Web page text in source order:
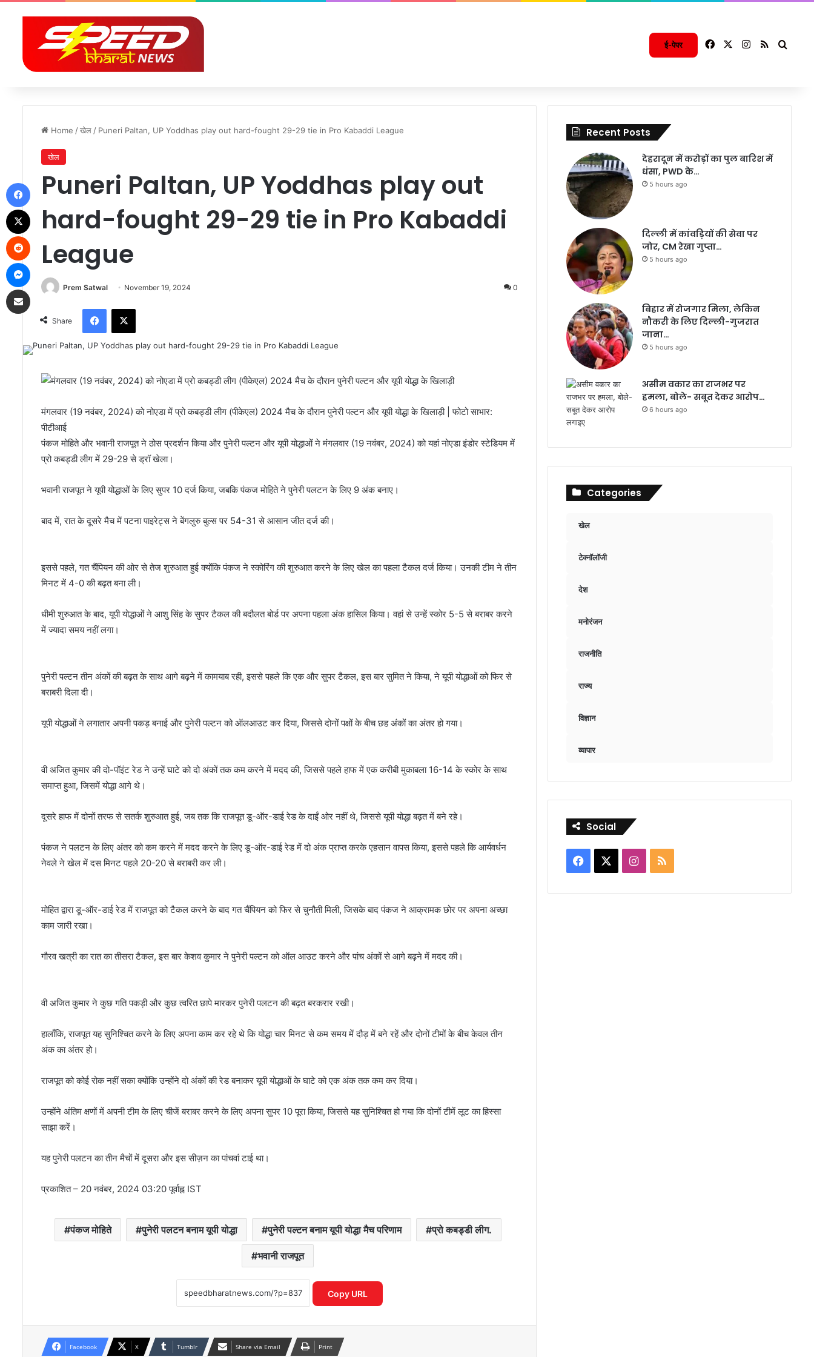
ई-पेपर FacebookInstagram
RSS
Home /खेल / Puneri Paltan, UP Yoddhas play out hard-fought 29-29 tie in Pro Kabaddi League
खेल
Puneri Paltan, UP Yoddhas play out
hard-fought 29-29 tie in Pro Kabaddi
League
Prem Satwal November 19, 2024 0
Share
Facebook
X
मंगलवार (19 नवंबर, 2024) को नोएडा में प्रो कबड्डी लीग (पीकेएल) 2024 मैच के दौरान पुनेरी पल्टन और यूपी योद्धा के खिलाड़ी | फोटो साभार:
पीटीआई
पंकज मोहिते और भवानी राजपूत ने ठोस प्रदर्शन किया और पुनेरी पल्टन और यूपी योद्धाओं ने मंगलवार (19 नवंबर, 2024) को यहां नोएडा इंडोर स्टेडियम में
प्रो कबड्डी लीग में 29-29 से ड्रॉ खेला।
भवानी राजपूत ने यूपी योद्धाओं के लिए सुपर 10 दर्ज किया, जबकि पंकज मोहिते ने पुनेरी पलटन के लिए 9 अंक बनाए।
बाद में, रात के दूसरे मैच में पटना पाइरेट्स ने बेंगलुरु बुल्स पर 54-31 से आसान जीत दर्ज की।
इससे पहले, गत चैंपियन की ओर से तेज शुरुआत हुई क्योंकि पंकज ने स्कोरिंग की शुरुआत करने के लिए खेल का पहला टैकल दर्ज किया। उनकी टीम ने तीन
मिनट में 4-0 की बढ़त बना ली।
धीमी शुरुआत के बाद, यूपी योद्धाओं ने आशु सिंह के सुपर टैकल की बदौलत बोर्ड पर अपना पहला अंक हासिल किया। वहां से उन्हें स्कोर 5-5 से बराबर करने
में ज्यादा समय नहीं लगा।
पुनेरी पल्टन तीन अंकों की बढ़त के साथ आगे बढ़ने में कामयाब रही, इससे पहले कि एक और सुपर टैकल, इस बार सुमित ने किया, ने यूपी योद्धाओं को फिर से
बराबरी दिला दी।
यूपी योद्धाओं ने लगातार अपनी पकड़ बनाई और पुनेरी पल्टन को ऑलआउट कर दिया, जिससे दोनों पक्षों के बीच छह अंकों का अंतर हो गया।
वी अजित कुमार की दो-पॉइंट रेड ने उन्हें घाटे को दो अंकों तक कम करने में मदद की, जिससे पहले हाफ में एक करीबी मुकाबला 16-14 के स्कोर के साथ
समाप्त हुआ, जिसमें योद्धा आगे थे।
दूसरे हाफ में दोनों तरफ से सतर्क शुरुआत हुई, जब तक कि राजपूत डू-ऑर-डाई रेड के दाईं ओर नहीं थे, जिससे यूपी योद्धा बढ़त में बने रहे।
पंकज ने पलटन के लिए अंतर को कम करने में मदद करने के लिए डू-ऑर-डाई रेड में दो अंक प्राप्त करके एहसान वापस किया, इससे पहले कि आर्यवर्धन
नेवले ने खेल में दस मिनट पहले 20-20 से बराबरी कर ली।
मोहित द्वारा डू-ऑर-डाई रेड में राजपूत को टैकल करने के बाद गत चैंपियन को फिर से चुनौती मिली, जिसके बाद पंकज ने आक्रामक छोर पर अपना अच्छा
काम जारी रखा।
गौरव खत्री का रात का तीसरा टैकल, इस बार केशव कुमार ने पुनेरी पल्टन को ऑल आउट करने और पांच अंकों से आगे बढ़ने में मदद की।
वी अजित कुमार ने कुछ गति पकड़ी और कुछ त्वरित छापे मारकर पुनेरी पलटन की बढ़त बरकरार रखी।
हालाँकि, राजपूत यह सुनिश्चित करने के लिए अपना काम कर रहे थे कि योद्धा चार मिनट से कम समय में दौड़ में बने रहें और दोनों टीमों के बीच केवल तीन
अंक का अंतर हो।
राजपूत को कोई रोक नहीं सका क्योंकि उन्होंने दो अंकों की रेड बनाकर यूपी योद्धाओं के घाटे को एक अंक तक कम कर दिया।
उन्होंने अंतिम क्षणों में अपनी टीम के लिए चीजें बराबर करने के लिए अपना सुपर 10 पूरा किया, जिससे यह सुनिश्चित हो गया कि दोनों टीमें लूट का हिस्सा
साझा करें।
यह पुनेरी पलटन का तीन मैचों में दूसरा और इस सीज़न का पांचवां टाई था।
प्रकाशित– 20 नवंबर, 2024 03:20 पूर्वाह्न IST
पंकज मोहिते पुनेरी पलटन बनाम यूपी योद्धा पुनेरी पल्टन बनाम यूपी योद्धा मैच परिणाम प्रो कबड्डी लीग.
भवानी राजपूत
Copy URL
Facebook X Tumblr Share via Email Print
इनामी राशि ने बढ़ाया रोमांच
रोमांचक जीत, केकेआर को झटका
Recent Posts
देहरादून में करोड़ों का पुल बारिश में
धंसा, PWD के…
5 hours ago
दिल्ली में कांवड़ियों की सेवा पर
जोर, CM रेखा गुप्ता…
5 hours ago
बिहार में रोजगार मिला, लेकिन
नौकरी के लिए दिल्ली-गुजरात
जाना…
5 hours ago
असीम वकार का राजभर पर
हमला, बोले- सबूत देकर आरोप…
6 hours ago
Categories
खेल
टेक्नॉलॉजी
देश
मनोरंजन
राजनीति
राज्य
विज्ञान
व्यापार
Social
Facebook Instagram
RSS
Facebook
Messenger
Share via Email